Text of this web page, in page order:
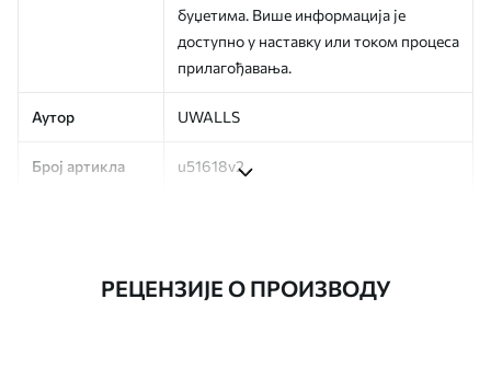
буџетима. Више информација је
доступно у наставку или током процеса
прилагођавања.
Аутор UWALLS
Број артикла u51618v2
РЕЦЕНЗИЈЕ О ПРОИЗВОДУ